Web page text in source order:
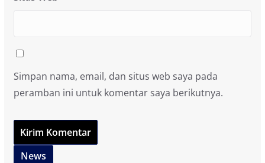
Simpan nama, email, dan situs web saya pada
peramban ini untuk komentar saya berikutnya.
News